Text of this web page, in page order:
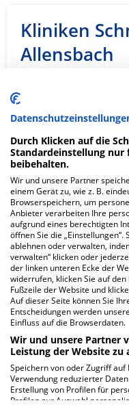
Kliniken
Allensbach
Zentrum
Reichenau
Feursteinstrasse 55
78479 Reichenau
Durch Klicken auf die
Standardeinstellung
beibehalten.
Wir und unsere Partner
einem Gerät zu, wie z. B.
Browserspeichern, um
Anbieter verarbeiten Ihre
aufgrund eines berechtigten
öffnen Sie die
ablehnen oder verwalten,
verwalten“ klicken oder
der linken unteren Ecke der
widerrufen, klicken Sie auf
Fußzeile der Website und
Auf dieser Seite können Sie
Entscheidungen werden
Einfluss auf die Browserdaten.
Wir und unsere Partner
Leistung der Website zu
Speichern von oder Zugriff
Verwendung reduzierter
Erstellung von Profilen für
Profilen zur Auswahl